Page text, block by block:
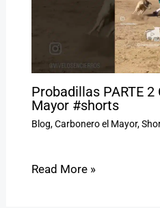
Probadillas PARTE
Mayor #shorts
Blog,Carbonero el Mayor,
Read More »